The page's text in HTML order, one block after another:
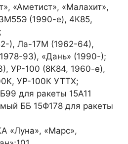
«Аметист», «Малахит»,
3М55Э (1990-е), 4К85,
), Ла-17М (1962-64),
93), «Дань» (1990-);
УР-100 (8К84, 1960-е),
УР-100К УТТХ;
для ракеты 15А11
ББ 15Ф178 для ракеты
«Луна», «Марс»,